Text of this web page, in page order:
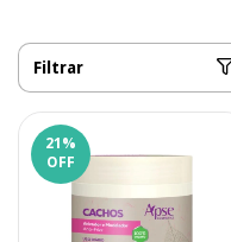
Filtrar
21 %
OFF